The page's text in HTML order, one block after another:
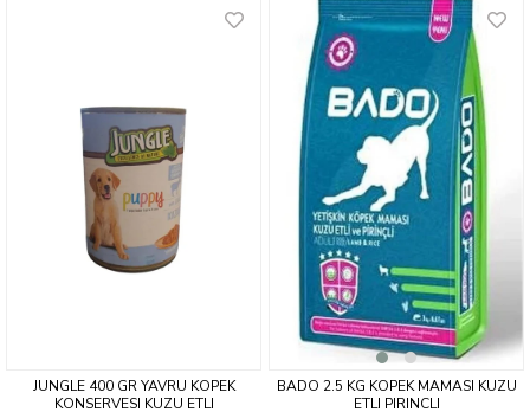
JUNGLE 400 GR YAVRU KOPEK
KONSERVESI KUZU ETLI
BADO 2.5 KG KOPEK MAMASI KUZU
ETLI PIRINCLI